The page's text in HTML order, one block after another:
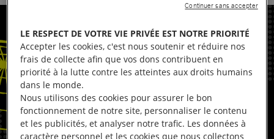
LE RESPECT DE VOTRE VIE PRIVÉE EST NOTRE PRIORITÉ
Accepter les cookies, c'est nous soutenir et réduire nos
frais de collecte afin que vos dons contribuent en
priorité à la lutte contre les atteintes aux droits humains
dans le monde.
Nous utilisons des cookies pour assurer le bon
fonctionnement de notre site, personnaliser le contenu
et les publicités, et analyser notre trafic. Les données à
caractère personnel et les cookies que nous collectons
Continuer sans accepter